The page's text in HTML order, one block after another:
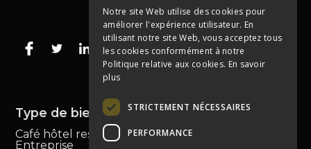
Type de bien
Café hôtel restauration
Entreprise
Notre site Web utilise des cookies pour
améliorer l'expérience utilisateur. En
utilisant notre site Web, vous acceptez tous
les cookies conformément à notre
Politique relative aux cookies. En savoir
plus
STRICTEMENT NÉCESSAIRES
PERFORMANCE